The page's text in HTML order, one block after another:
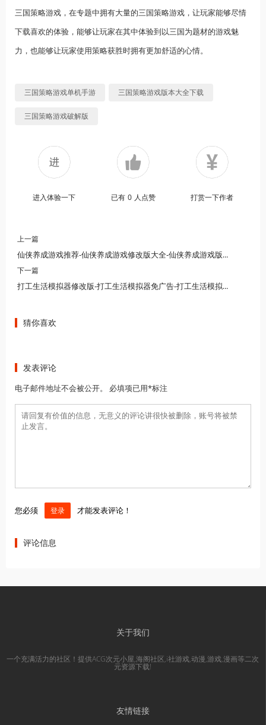
三国策略游戏，在专题中拥有大量的三国策略游戏，让玩家能够尽情
下载喜欢的体验，能够让玩家在其中体验到以三国为题材的游戏魅
力，也能够让玩家使用策略获胜时拥有更加舒适的心情。
三国策略游戏单机手游 三国策略游戏版本大全下载
三国策略游戏破解版
进入体验一下 已有 0 人点赞 打赏一下作者
上一篇
仙侠养成游戏推荐-仙侠养成游戏修改版大全-仙侠养成游戏版本大全下载
下一篇
打工生活模拟器修改版-打工生活模拟器免广告-打工生活模拟器版本大全
猜你喜欢
发表评论
电子邮件地址不会被公开。 必填项已用*标注
您必须 登录 才能发表评论！
评论信息
关于我们
一个充满活力的社区！提供ACG次元小屋,海阁社区,i社游戏,动漫,游戏,漫画等二次
元资源下载!
友情链接